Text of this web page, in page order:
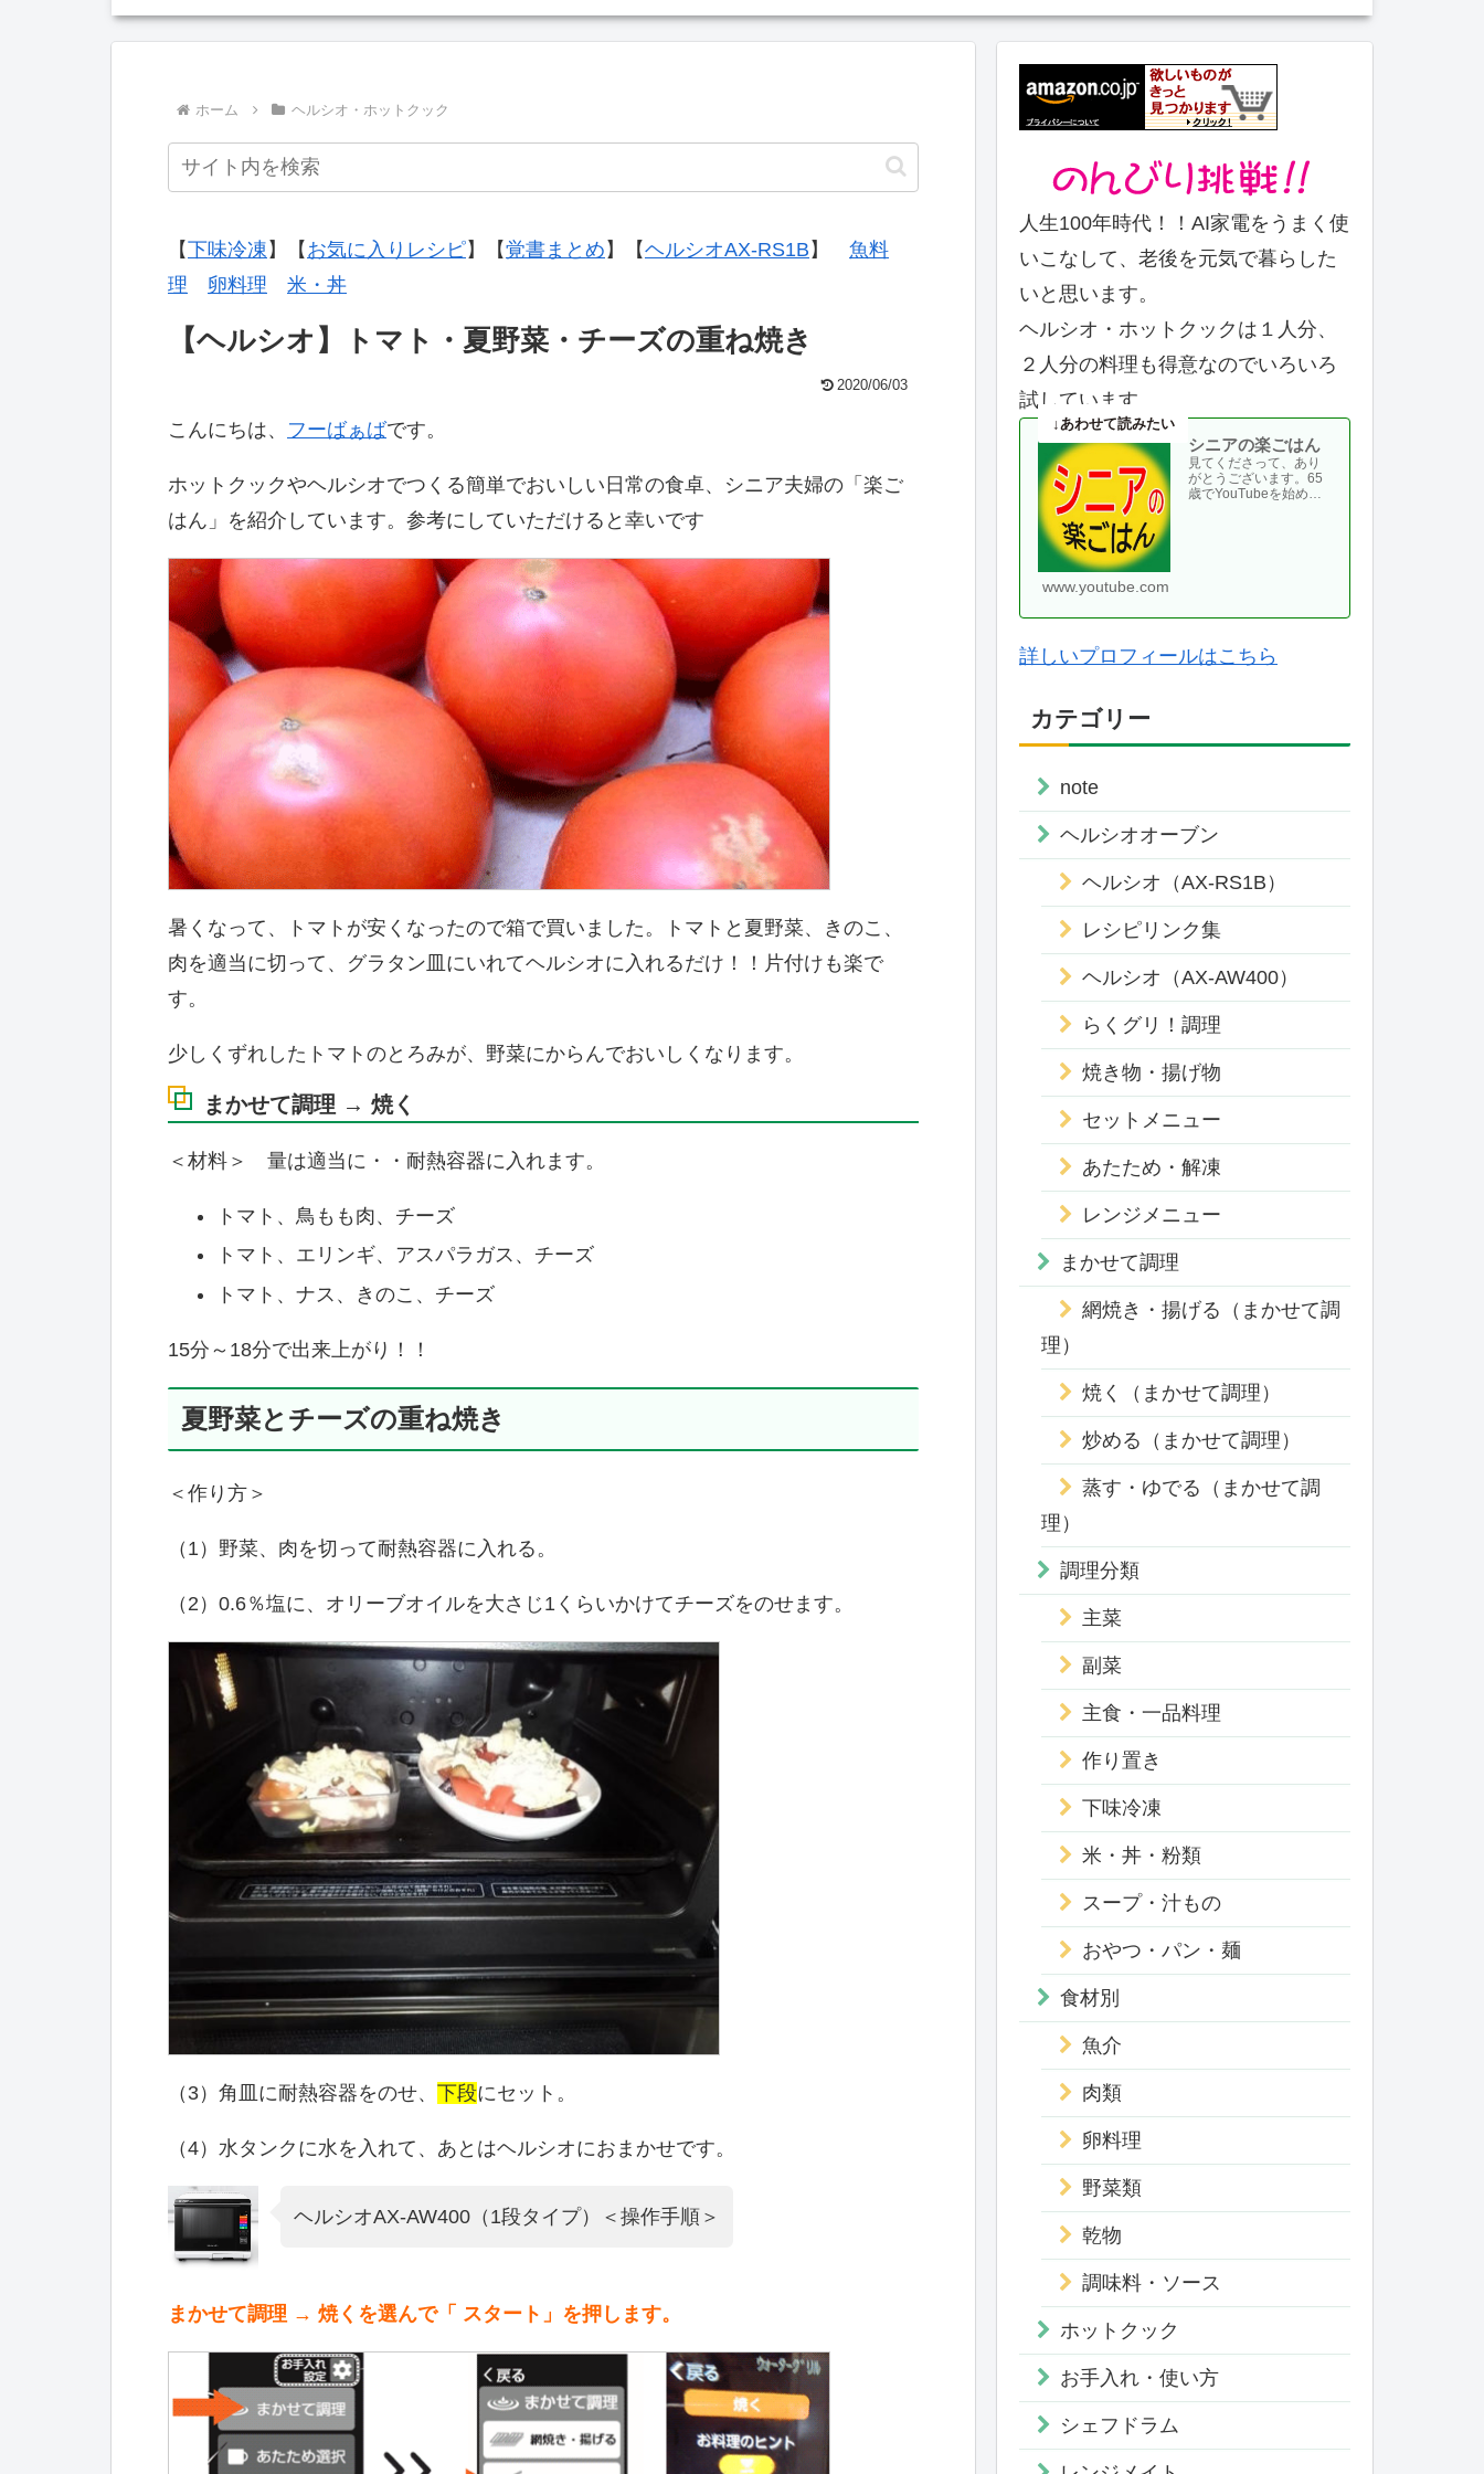
ホーム ヘルシオ・ホットクック
【下味冷凍 】【 お気に入りレシピ】【覚書まとめ 】【ヘルシオAX-RS1B 】 魚料
理
卵料理 米・丼
【ヘルシオ】トマト・夏野菜・チーズの重ね焼き
2020/06/03
こんにちは、 フーばぁばです。
ホットクックやヘルシオでつくる簡単でおいしい日常の食卓、シニア夫婦の「楽ご
はん」を紹介しています。参考にしていただけると幸いです
暑くなって、トマトが安くなったので箱で買いました。トマトと夏野菜、きのこ、
肉を適当に切って、グラタン皿にいれてヘルシオに入れるだけ！！片付けも楽で
す。
少しくずれしたトマトのとろみが、野菜にからんでおいしくなります。
まかせて調理 → 焼く
＜材料＞ 量は適当に・・耐熱容器に入れます。
トマト、鳥もも肉、チーズ
トマト、エリンギ、アスパラガス、チーズ
トマト、ナス、きのこ、チーズ
15分～18分で出来上がり！！
夏野菜とチーズの重ね焼き
＜作り方＞
（1）野菜、肉を切って耐熱容器に入れる。
（2）0.6％塩に、オリーブオイルを大さじ1くらいかけてチーズをのせます。
（3）角皿に耐熱容器をのせ、 下段にセット。
（4）水タンクに水を入れて、あとはヘルシオにおまかせです。
ヘルシオAX-AW400（1段タイプ）＜操作手順＞
まかせて調理 → 焼くを選んで「 スタート」を押します。
人生100年時代！！AI家電をうまく使
いこなして、老後を元気で暮らした
いと思います。
ヘルシオ・ホットクックは１人分、
２人分の料理も得意なのでいろいろ
試しています。
シニアの楽ごはん
見てくださって、あり
がとうございます。65
歳でYouTubeを始め
www.youtube.com
詳しいプロフィールはこちら
カテゴリー
note
ヘルシオオーブン
ヘルシオ（AX-RS1B）
レシピリンク集
ヘルシオ（AX-AW400）
らくグリ！調理
焼き物・揚げ物
セットメニュー
あたため・解凍
レンジメニュー
まかせて調理
網焼き・揚げる（まかせて調
理）
焼く（まかせて調理）
炒める（まかせて調理）
蒸す・ゆでる（まかせて調
理）
調理分類
主菜
副菜
主食・一品料理
作り置き
下味冷凍
米・丼・粉類
スープ・汁もの
おやつ・パン・麺
食材別
魚介
肉類
卵料理
野菜類
乾物
調味料・ソース
ホットクック
お手入れ・使い方
シェフドラム